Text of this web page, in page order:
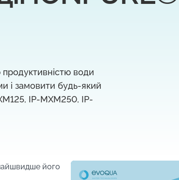
води
і замовити будь-який
IP-MXM250, IP-
його